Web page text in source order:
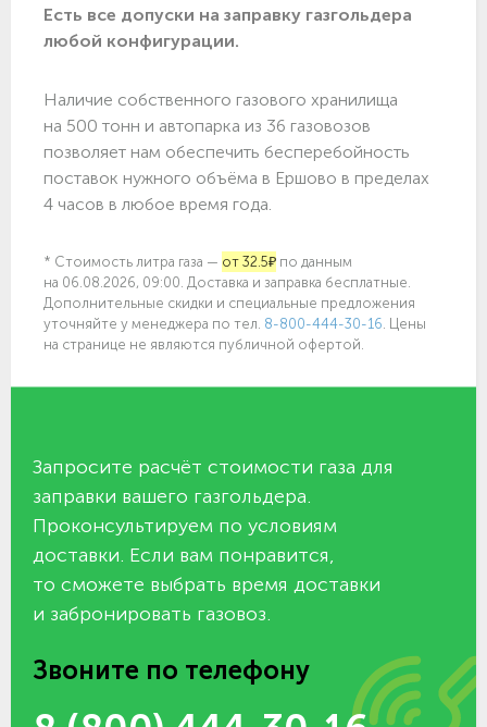
Есть все допуски нa заправку газгольдера
любой конфигурации.
Наличие собственного газового хранилища
на 500 тонн и автопарка из 36 газовозов
позволяет нам обеспечить бесперебойность
поставок нужного объёма в Ершово в пределах
4 часов в любое время года.
* Стоимость литра газа — от 32.5₽ по данным
на 06.08.2026, 09:00. Доставка и заправка бесплатные.
Дополнительные скидки и специальные предложения
уточняйте у менеджера по тел. 8-800-444-30-16 . Цены
на странице не являются публичной офертой.
Запросите расчёт стоимости газа для
заправки вашего газгольдера.
Проконсультируем по условиям
доставки. Если вам понравится,
то сможете выбрать время доставки
и забронировать газовоз.
Звоните по телефону